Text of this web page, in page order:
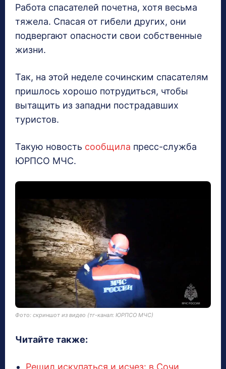
Работа спасателей почетна, хотя весьма
тяжела. Спасая от гибели других, они
подвергают опасности свои собственные
жизни.
Так, на этой неделе сочинским спасателям
пришлось хорошо потрудиться, чтобы
вытащить из западни пострадавших
туристов.
Такую новость сообщила пресс-служба
ЮРПСО МЧС.
Фото: скриншот из видео (тг-канал: ЮРПСО МЧС)
Читайте также:
Решил искупаться и исчез: в Сочи